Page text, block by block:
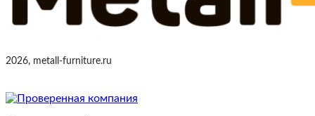
2026, metall-furniture.ru